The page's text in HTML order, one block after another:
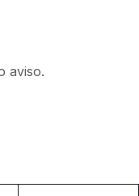
aviso.